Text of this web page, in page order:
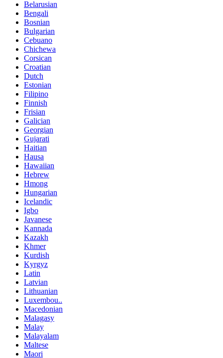
Belarusian
Bengali
Bosnian
Bulgarian
Cebuano
Chichewa
Corsican
Croatian
Dutch
Estonian
Filipino
Finnish
Frisian
Galician
Georgian
Gujarati
Haitian
Hausa
Hawaiian
Hebrew
Hmong
Hungarian
Icelandic
Igbo
Javanese
Kannada
Kazakh
Khmer
Kurdish
Kyrgyz
Latin
Latvian
Lithuanian
Luxembou..
Macedonian
Malagasy
Malay
Malayalam
Maltese
Maori